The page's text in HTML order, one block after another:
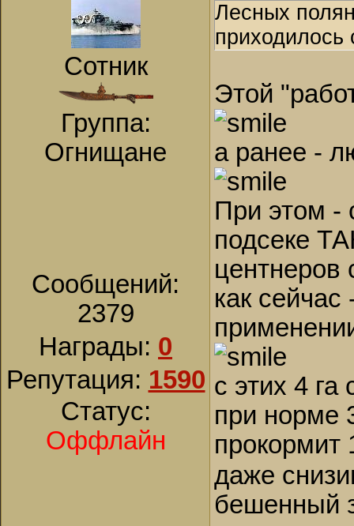
Сотник
Группа:
Огнищане
Сообщений:
2379
Награды: 0
Репутация: 1590
Статус:
Оффлайн
Лесных
приходилось
Этой
а ранее -
При этом -
подсеке
центнеров
как
с этих 4
при норме
прокормит
даже
бешенный